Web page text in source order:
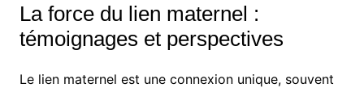
La force du lien maternel :
témoignages et perspectives
Le lien maternel est une connexion unique, souvent